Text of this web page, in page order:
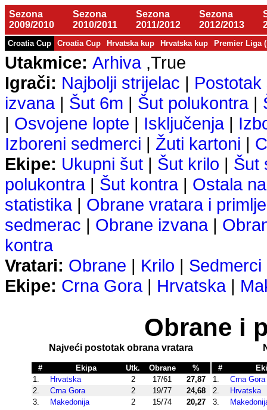
Sezona
2009/2010
Sezona
2010/2011
Sezona
2011/2012
Sezona
2012/2013
Croatia Cup Croatia Cup Hrvatska kup Hrvatska kup Premier Liga
Utakmice: Arhiva,True
Igrači: Najbolji strijelac | Postotak
izvana| Šut 6m | Šut polukontra|
| Osvojene lopte | Isključenja|
Izboreni sedmerci | Žuti kartoni |
Ekipe: Ukupni šut | Šut krilo | Šut
polukontra| Šut kontra| Ostala
statistika| Obrane vratara i
sedmerac | Obrane izvana|
kontra
Vratari: Obrane | Krilo | Sedmerci
Ekipe: Crna Gora| Hrvatska|
Obrane i
Najveći postotak obrana vratara
# Ekipa Utk. Obrane
%
1.
Hrvatska 2 17/61
27,87
2.
Crna Gora 2 19/77
24,68
3.
Makedonija 2 15/74 20,27
#
1.
Crna Gora
2.
Hrvatska
3.